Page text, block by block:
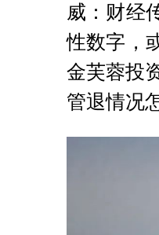
威：财经
性数字，
金芙蓉投
管退情况